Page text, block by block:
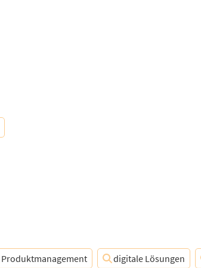
Produktmanagement digitale Lösungen